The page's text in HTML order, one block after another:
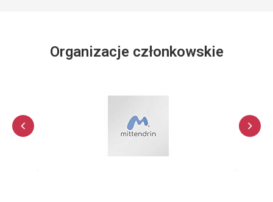
Organizacje członkowskie